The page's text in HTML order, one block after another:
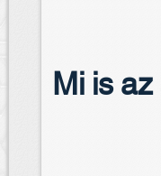
Mi is